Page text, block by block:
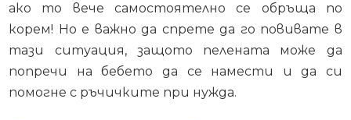
ако то вече самостоятелно се обръща по
корем! Но е важно да спрете да го повивате в
тази ситуация, защото пелената може да
попречи на бебето да се намести и да си
помогне с ръчичките при нужда.